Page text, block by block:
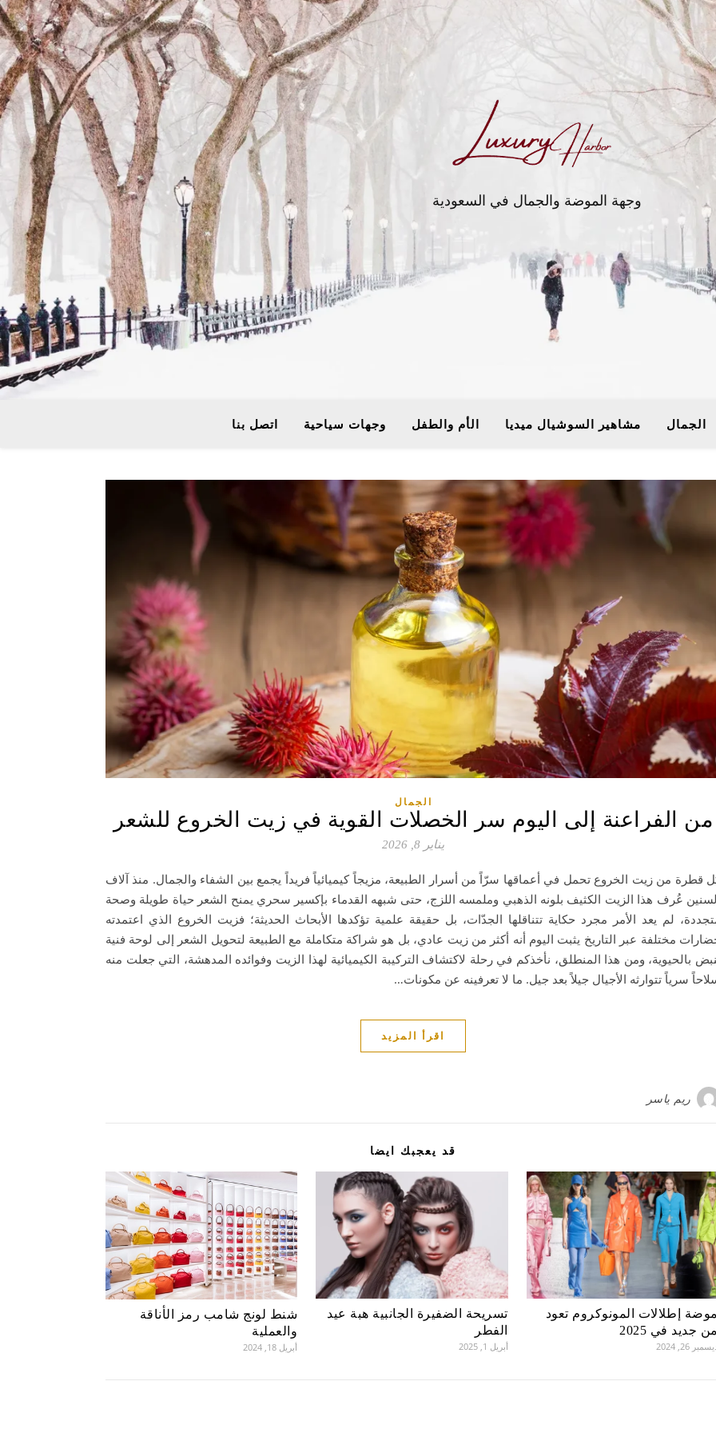
وجهة الموضة والجمال في السعودية
الجمال مشاهير السوشيال ميديا الأم والطفل وجهات سياحية اتصل بنا
الجمال
من الفراعنة إلى اليوم سر الخصلات القوية في زيت الخروع للشعر
يناير 8, 2026
قطرة من زيت الخروع تحمل في أعماقها سرّاً من أسرار الطبيعة، مزيجاً كيميائياً فريداً يجمع بين الشفاء والجمال. منذ آلاف
عُرف هذا الزيت الكثيف بلونه الذهبي وملمسه اللزج، حتى شبهه القدماء بإكسير سحري يمنح الشعر حياة طويلة وصحة
لم يعد الأمر مجرد حكاية تتناقلها الجدّات، بل حقيقة علمية تؤكدها الأبحاث الحديثة؛ فزيت الخروع الذي اعتمدته
مختلفة عبر التاريخ يثبت اليوم أنه أكثر من زيت عادي، بل هو شراكة متكاملة مع الطبيعة لتحويل الشعر إلى لوحة فنية
بالحيوية، ومن هذا المنطلق، نأخذكم في رحلة لاكتشاف التركيبة الكيميائية لهذا الزيت وفوائده المدهشة، التي جعلت منه
سرياً تتوارثه الأجيال جيلاً بعد جيل. ما لا تعرفينه عن مكونات…
اقرأ المزيد
ريم ياسر
قد يعجبك ايضا
شنط لونج شامب رمز الأناقة
والعملية
أبريل 18, 2024
تسريحة الضفيرة الجانبية هبة عيد
الفطر
أبريل 1, 2025
موضة إطلالات المونوكروم تعود
من جديد في 2025
26, 2024